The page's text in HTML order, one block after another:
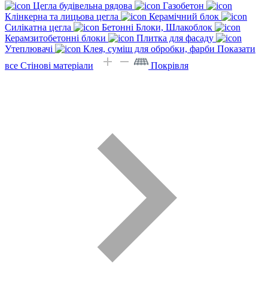
Цегла будівельна рядова
Газобетон
Клінкерна та лицьова цегла
Керамічний блок
Силікатна цегла
Бетонні Блоки, Шлакоблок
Керамзитобетонні блоки
Плитка для фасаду
Утеплювачі
Клея, суміш для обробки, фарби Показати
все Стінові матеріали
Покрівля